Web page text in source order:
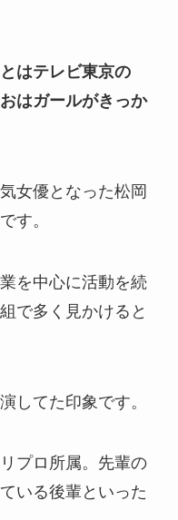
はテレビ東京の
はガールがきっか
女優となった松岡
す。
を中心に活動を続
で多く見かけると
してた印象です。
プロ所属。先輩の
いる後輩といった